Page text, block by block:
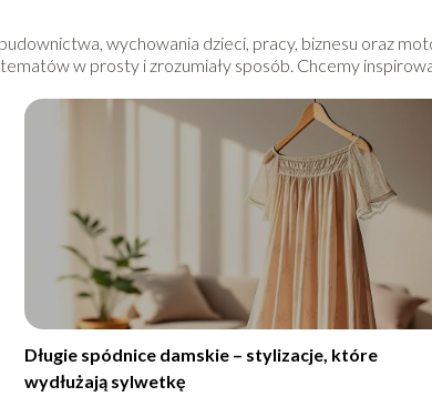
wychowania dzieci, pracy, biznesu oraz
w prosty i zrozumiały sposób. Chcemy
Długie spódnice damskie – stylizacje, które
wydłużają sylwetkę